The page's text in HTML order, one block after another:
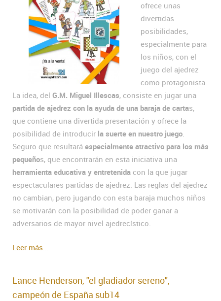
ofrece unas
divertidas
posibilidades,
especialmente para
los niños, con el
juego del ajedrez
como protagonista.
La idea, del G.M. Miguel Illescas, consiste en jugar una
partida de ajedrez con la ayuda de una baraja de cartas,
que contiene una divertida presentación y ofrece la
posibilidad de introducir la suerte en nuestro juego.
Seguro que resultará especialmente atractivo para los más
pequeños, que encontrarán en esta iniciativa una
herramienta educativa y entretenida con la que jugar
espectaculares partidas de ajedrez. Las reglas del ajedrez
no cambian, pero jugando con esta baraja muchos niños
se motivarán con la posibilidad de poder ganar a
adversarios de mayor nivel ajedrecístico.
Leer más...
Lance Henderson, "el gladiador sereno",
campeón de España sub14